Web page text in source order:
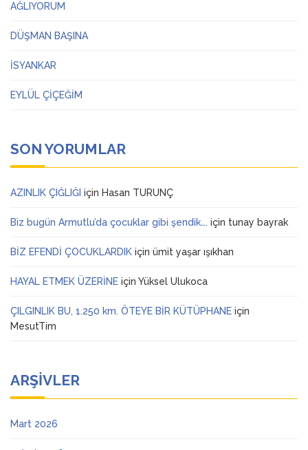
AĞLIYORUM
DÜŞMAN BAŞINA
İSYANKAR
EYLÜL ÇİÇEĞİM
SON YORUMLAR
AZINLIK ÇIĞLIĞI için Hasan TURUNÇ
Biz bugün Armutlu’da çocuklar gibi şendik…. için tunay bayrak
BİZ EFENDİ ÇOCUKLARDIK için ümit yaşar ışıkhan
HAYAL ETMEK ÜZERİNE için Yüksel Ulukoca
ÇILGINLIK BU, 1.250 km. ÖTEYE BİR KÜTÜPHANE için
MesutTim
ARŞIVLER
Mart 2026